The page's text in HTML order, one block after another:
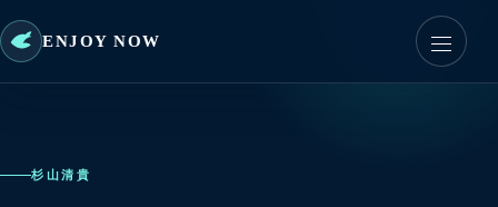
ENJOY NOW
杉山清貴